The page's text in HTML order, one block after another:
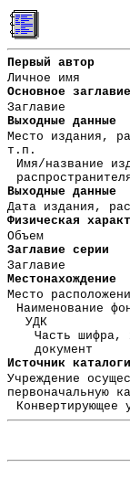
Первый автор
Личное имя
Основное заглавие
Заглавие
Выходные данные
Место издания,
т.п.
Имя/название
Выходные данные
Дата издания,
Физическая
Объем
Заглавие серии
Заглавие
Местонахождение
Место
Наименование
УДК
Часть шифра,
документ
Источник
Учреждение
первоначальную
Конвертирующее